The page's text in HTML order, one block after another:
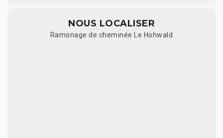
NOUS LOCALISER
Ramonage de cheminée Le Hohwald